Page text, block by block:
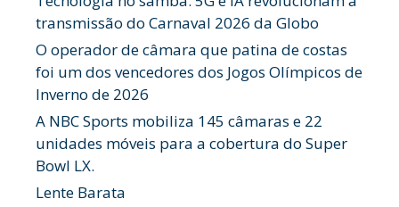
transmissão do Carnaval 2026 da Globo
O operador de câmara que patina de costas
foi um dos vencedores dos Jogos Olímpicos de
Inverno de 2026
A NBC Sports mobiliza 145 câmaras e 22
unidades móveis para a cobertura do Super
Bowl LX.
Lente Barata